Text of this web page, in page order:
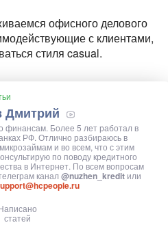
офисного делового
с клиентами,
стиля casual.
Дмитрий
финансам. Более 5 лет работал в
РФ. Отлично разбираюсь в
и во всем, что с этим
по поводу кредитного
в Интернет. По всем вопросам
канал @nuzhen_kredit или
статей